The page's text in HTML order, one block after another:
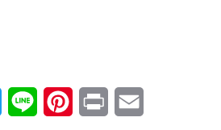
Twitter Line Pinterest
Print